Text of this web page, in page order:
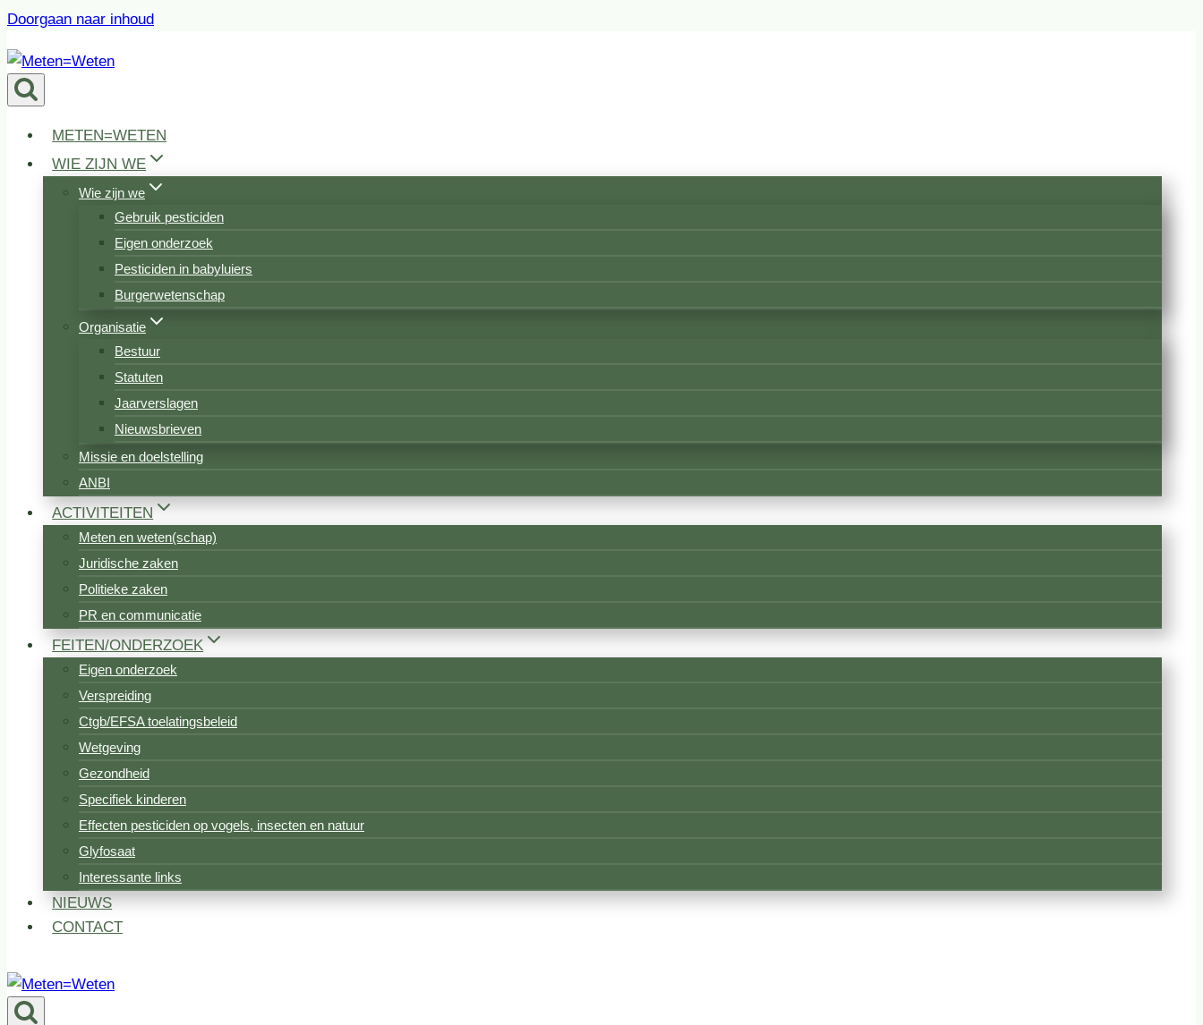
Doorgaan naar inhoud
METEN=WETEN
WIE ZIJN WE
Wie zijn we
Gebruik pesticiden
Eigen onderzoek
Pesticiden in babyluiers
Burgerwetenschap
Organisatie
Bestuur
Statuten
Jaarverslagen
Nieuwsbrieven
Missie en doelstelling
ANBI
ACTIVITEITEN
Meten en weten(schap)
Juridische zaken
Politieke zaken
PR en communicatie
FEITEN/ONDERZOEK
Eigen onderzoek
Verspreiding
Ctgb/EFSA toelatingsbeleid
Wetgeving
Gezondheid
Specifiek kinderen
Effecten pesticiden op vogels, insecten en natuur
Glyfosaat
Interessante links
NIEUWS
CONTACT